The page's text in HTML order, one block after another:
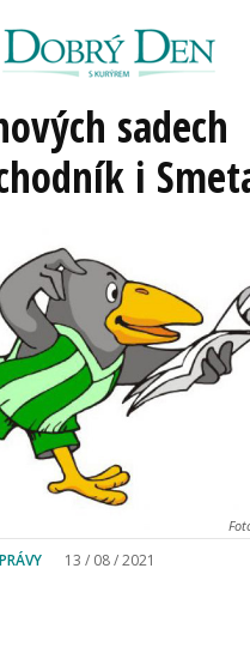
sadech
i
13 / 08 / 2021